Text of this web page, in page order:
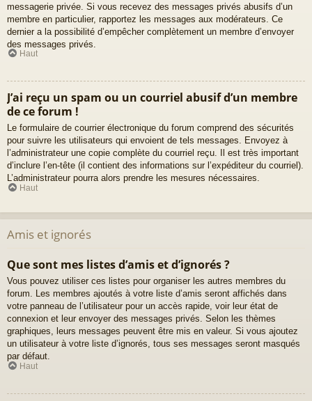
messagerie privée. Si vous recevez des messages privés abusifs d’un
membre en particulier, rapportez les messages aux modérateurs. Ce
dernier a la possibilité d’empêcher complètement un membre d’envoyer
des messages privés.
Haut
J’ai reçu un spam ou un courriel abusif d’un membre
de ce forum !
Le formulaire de courrier électronique du forum comprend des sécurités
pour suivre les utilisateurs qui envoient de tels messages. Envoyez à
l’administrateur une copie complète du courriel reçu. Il est très important
d’inclure l’en-tête (il contient des informations sur l’expéditeur du courriel).
L’administrateur pourra alors prendre les mesures nécessaires.
Haut
Amis et ignorés
Que sont mes listes d’amis et d’ignorés ?
Vous pouvez utiliser ces listes pour organiser les autres membres du
forum. Les membres ajoutés à votre liste d’amis seront affichés dans
votre panneau de l’utilisateur pour un accès rapide, voir leur état de
connexion et leur envoyer des messages privés. Selon les thèmes
graphiques, leurs messages peuvent être mis en valeur. Si vous ajoutez
un utilisateur à votre liste d’ignorés, tous ses messages seront masqués
par défaut.
Haut